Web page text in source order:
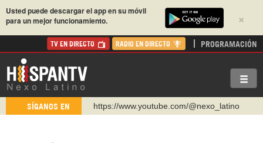
×
Usted puede descargar el app en su móvil
para un mejor funcionamiento.
TV EN DIRECTO RADIO EN DIRECTO PROGRAMACIÓN
SÍGANOS EN
https://www.youtube.com/@nexo_latino